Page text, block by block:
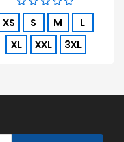
XS S M
L
XL
XXL 3XL